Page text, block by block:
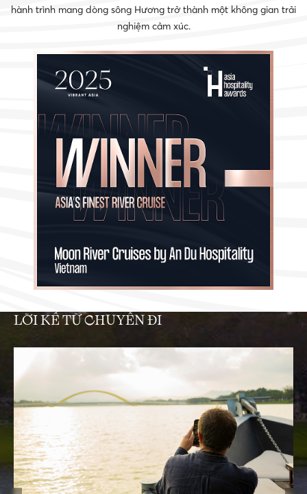
hành trình mang dòng sông Hương trở thành một không gian trải
nghiệm cảm xúc.
LỜI KỂ TỪ CHUYẾN ĐI